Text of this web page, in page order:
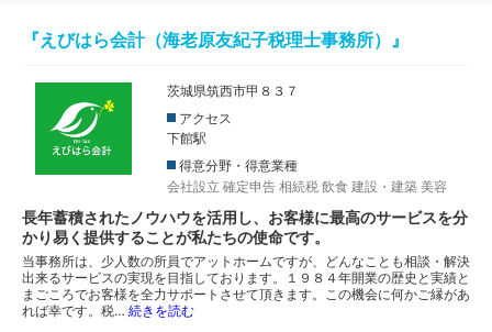
『えびはら会計（海老原友紀子税理士事務所）』
茨城県筑西市甲８３７
アクセス
下館駅
得意分野・得意業種
会社設立 確定申告 相続税 飲食 建設・建築 美容
長年蓄積されたノウハウを活用し、お客様に最高のサービスを分
かり易く提供することが私たちの使命です。
当事務所は、少人数の所員でアットホームですが、どんなことも相談・解決
出来るサービスの実現を目指しております。１９８４年開業の歴史と実績と
まごころでお客様を全力サポートさせて頂きます。この機会に何かご縁があ
れば幸です。税… 続きを読む